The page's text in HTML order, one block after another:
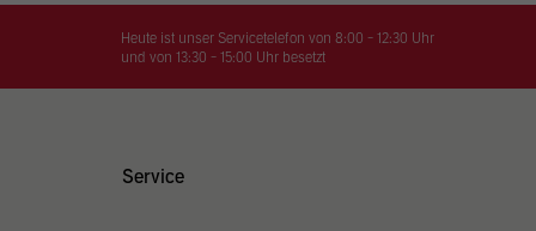
Heute ist unser Servicetelefon von 8:00 - 12:30 Uhr
und von 13:30 - 15:00 Uhr besetzt
Service
Sie